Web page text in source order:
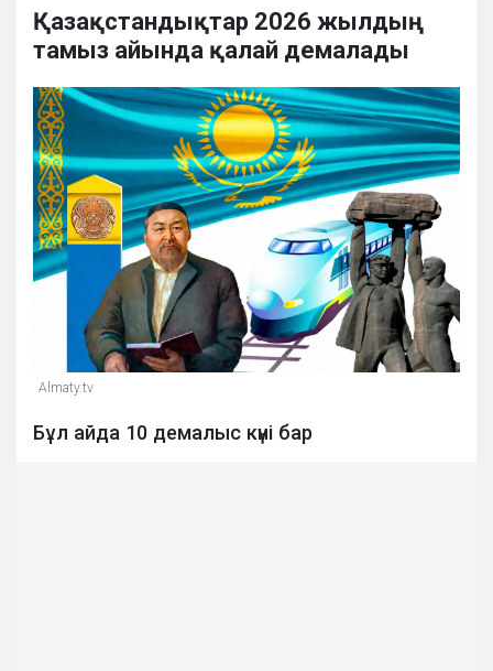
Қазақстандықтар 2026 жылдың
тамыз айында қалай демалады
Almaty.tv
Бұл айда 10 демалыс күні бар